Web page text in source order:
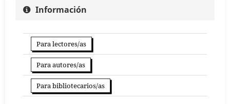
Información
Para lectores/as
Para autores/as
Para bibliotecarios/as